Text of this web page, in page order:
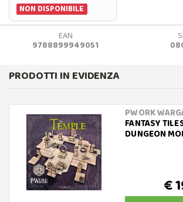
NON DISPONIBILE
EAN
9788899949051
PRODOTTI IN EVIDENZA
PWORK
FANTASY
DUNGEON
€